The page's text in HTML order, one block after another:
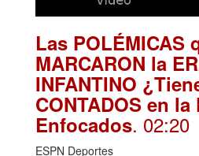
Las POLÉMICAS
MARCARON la
INFANTINO
CONTADOS en la
Enfocados. 02:20
ESPN Deportes